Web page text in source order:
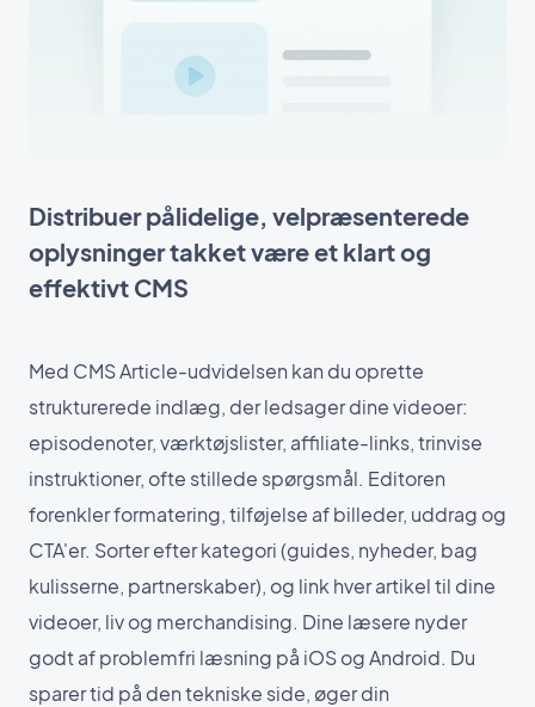
Distribuer pålidelige, velpræsenterede
oplysninger takket være et klart og
effektivt CMS
Med CMS Article-udvidelsen kan du oprette
strukturerede indlæg, der ledsager dine videoer:
episodenoter, værktøjslister, affiliate-links, trinvise
instruktioner, ofte stillede spørgsmål. Editoren
forenkler formatering, tilføjelse af billeder, uddrag og
CTA'er. Sorter efter kategori (guides, nyheder, bag
kulisserne, partnerskaber), og link hver artikel til dine
videoer, liv og merchandising. Dine læsere nyder
godt af problemfri læsning på iOS og Android. Du
sparer tid på den tekniske side, øger din